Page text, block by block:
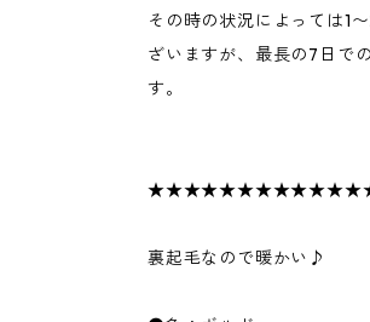
その時の状況によっては1
ざいますが、最長の7日で
す。
裏起毛なので暖かい♪